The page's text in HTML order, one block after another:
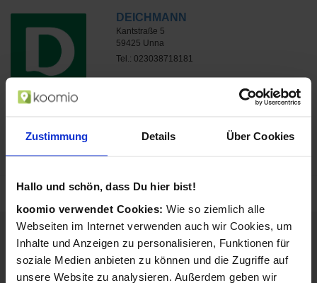
Zustimmung Details Über Cookies
Hallo und schön, dass Du hier bist!
koomio verwendet Cookies: Wie so ziemlich alle
Webseiten im Internet verwenden auch wir Cookies, um
Inhalte und Anzeigen zu personalisieren, Funktionen für
soziale Medien anbieten zu können und die Zugriffe auf
unsere Website zu analysieren. Außerdem geben wir
ca. 0,4 km
DEICHMANN
Kantstraße 5
59425 Unna
Tel.: 023038718181
Zum Geschäft